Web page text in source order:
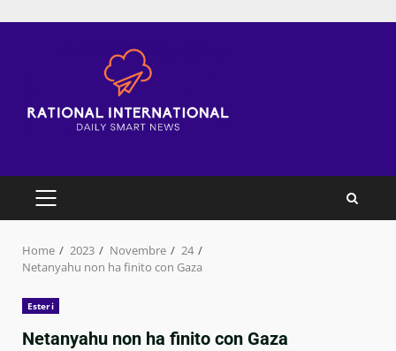
PRIMARY
Home 2023 Novembre
24
Netanyahu non ha finito con Gaza
Esteri
Netanyahu non ha finito con Gaza